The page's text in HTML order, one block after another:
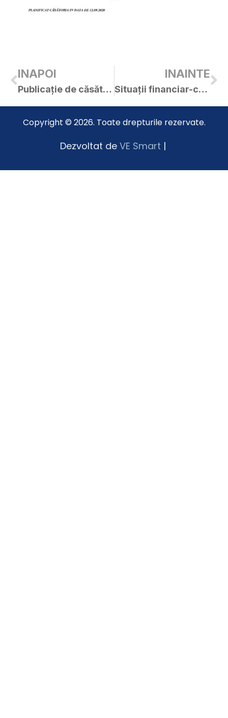
INAPOI
Publicație de căsătorie – Nedea Ioan / Blaj Andreea-Bianca
INAINTE
Situații financiar-contabile la 30.06.2020
Copyright © 2026. Toate drepturile rezervate.
Dezvoltat de VE Smart |